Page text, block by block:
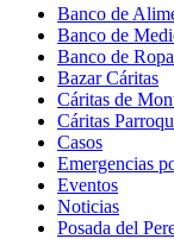
Banco de
Banco de
Banco de
Bazar Cáritas
Cáritas de
Cáritas
Casos
Emergencias
Eventos
Noticias
Posada del